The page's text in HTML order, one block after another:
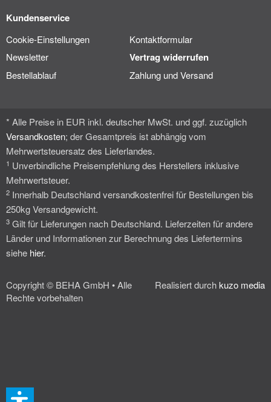
Kundenservice
Cookie-Einstellungen
Kontaktformular
Newsletter
Vertrag widerrufen
Bestellablauf Zahlung und Versand
* Alle Preise in EUR inkl. deutscher MwSt. und ggf. zuzüglich
Versandkosten; der Gesamtpreis ist abhängig vom
Mehrwertsteuersatz des Lieferlandes.
1 Unverbindliche Preisempfehlung des Herstellers inklusive
Mehrwertsteuer.
2 Innerhalb Deutschland versandkostenfrei für Bestellungen bis
250kg Versandgewicht.
3 Gilt für Lieferungen nach Deutschland. Lieferzeiten für andere
Länder und Informationen zur Berechnung des Liefertermins
siehe hier.
Copyright © BEHA GmbH • Alle
Rechte vorbehalten
Realisiert durchkuzo media